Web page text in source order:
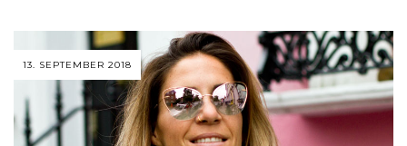
13. SEPTEMBER 2018